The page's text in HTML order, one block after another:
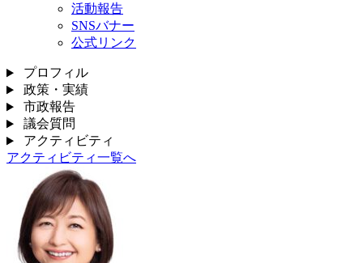
活動報告
SNSバナー
公式リンク
プロフィル
政策・実績
市政報告
議会質問
アクティビティ
アクティビティ一覧へ